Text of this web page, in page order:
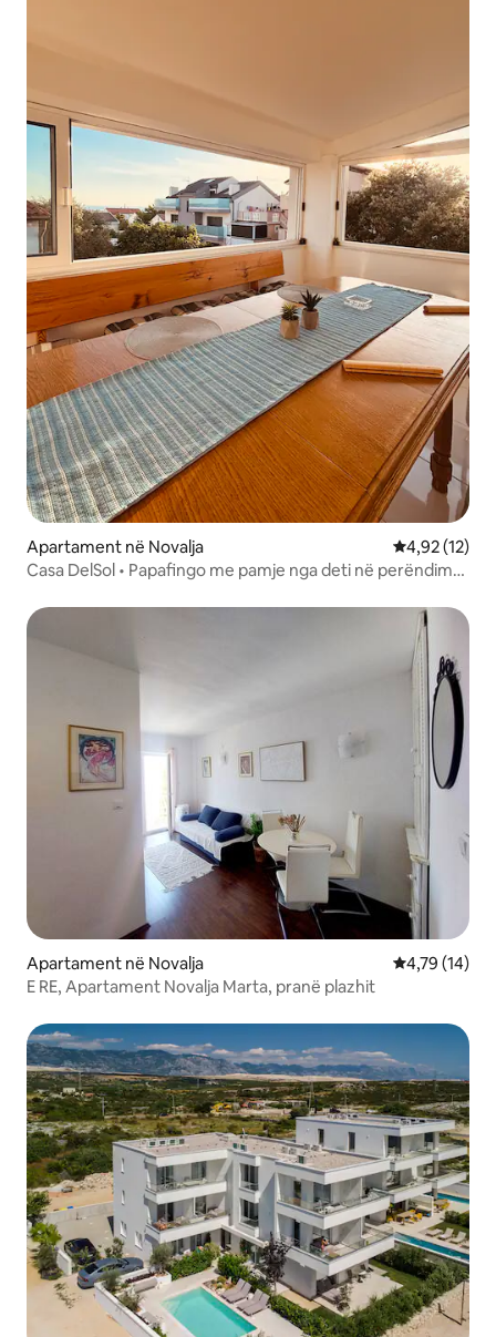
Apartament në Novalja Vlerësimi
4,92 (12)
Casa DelSol • Papafingo me pamje nga deti në perëndim
Apartament në Novalja Vlerësimi
4,79 (14)
E RE, Apartament Novalja Marta, pranë plazhit